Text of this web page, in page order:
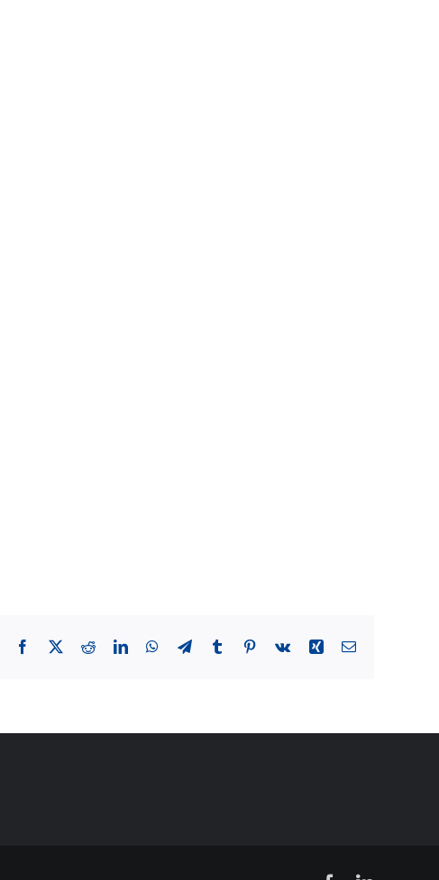
Facebook
X RedditLinkedInWhatsApp
TelegramTumblr Pinterest
Vk Xing Email